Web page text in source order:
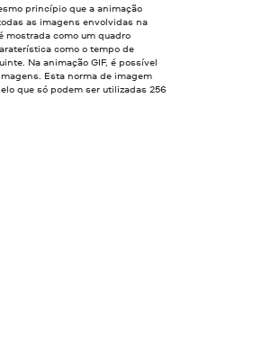
princípio que a animação
as imagens envolvidas na
mostrada como um quadro
como o tempo de
Na animação GIF, é possível
Esta norma de imagem
que só podem ser utilizadas 256